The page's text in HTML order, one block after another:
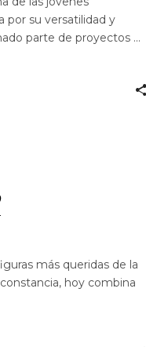
por su versatilidad y
parte de proyectos
más queridas de la
hoy combina